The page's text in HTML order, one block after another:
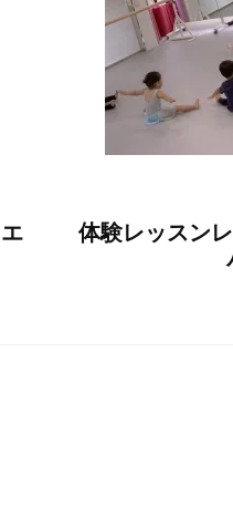
体験レッスン